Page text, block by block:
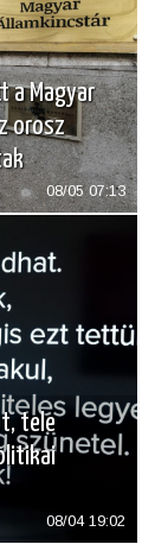
a Magyar
orosz
08/05 07:13
tele
08/04 19:02